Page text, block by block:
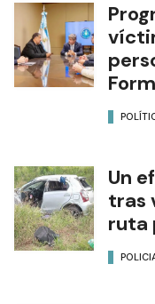
Un
tras
ruta